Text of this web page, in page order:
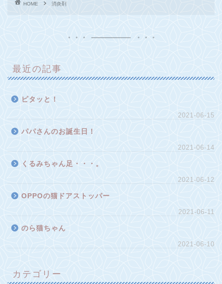
HOME 消炎剤
最近の記事
ピタッと！
2021-06-15
パパさんのお誕生日！
2021-06-14
くるみちゃん足・・・。
2021-06-12
OPPOの猫ドアストッパー
2021-06-11
のら猫ちゃん
2021-06-10
カテゴリー